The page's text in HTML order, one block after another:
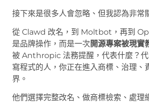
接下來是很多人會忽略、但我認為非常
從 Clawd 改名，到 Moltbot，再到
是品牌操作，而是一次 開源專案被現實
被 Anthropic 法務提醒，代表什麼？
寫程式的人，你正在進入商標、治理、
界。
他們選擇完整改名、做商標檢索、處理